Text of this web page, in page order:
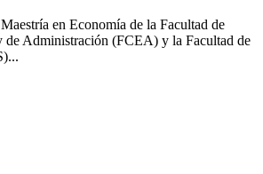
en Economía de la Facultad de
de Administración (FCEA) y la Facultad de